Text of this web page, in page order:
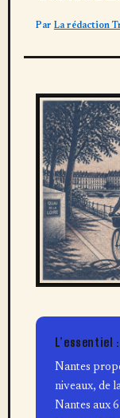
Par La rédaction
L’essentiel :
Nantes
niveaux, de
Nantes aux